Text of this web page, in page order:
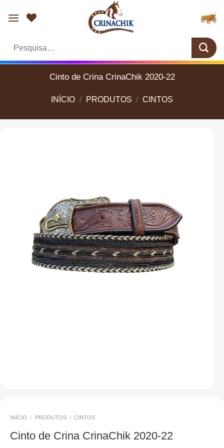
Pesquisar
Cinto de Crina CrinaChik 2020-22
INÍCIO / PRODUTOS / CINTOS
INÍCIO / PRODUTOS / CINTOS
Cinto de Crina CrinaChik 2020-22